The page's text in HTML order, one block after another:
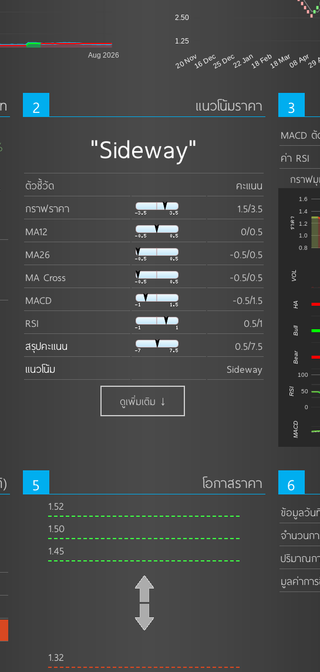
Aug 2026 20 Nov16 Dec25 Dec22 Jan18 Feb18 Mar08 Apr29
1.25
2.50
2 แนวโน้มราคา
"Sideway"
ตัวชี้วัด
คะแนน
กราฟราคา
1.5/3.5
MA12
0/0.5
MA26
-0.5/0.5
MA Cross
-0.5/0.5
MACD
-0.5/1.5
RSI
0.5/1
สรุปคะแนน
0.5/7.5
แนวโน้ม
Sideway
ดูเพิ่มเติม ↓
3
MACD ตั
ค่า RSI
กราฟ
0.8
1.0
1.2
1.4
1.6
ราคา
VOL
HA
Bull
Bear
0
50
100
RSI
MACD
5 โอกาสราคา
1.52
1.50
1.45
1.32
6
ข้อมูลวัน
จำนวนก
ปริมาณก
มูลค่ากา